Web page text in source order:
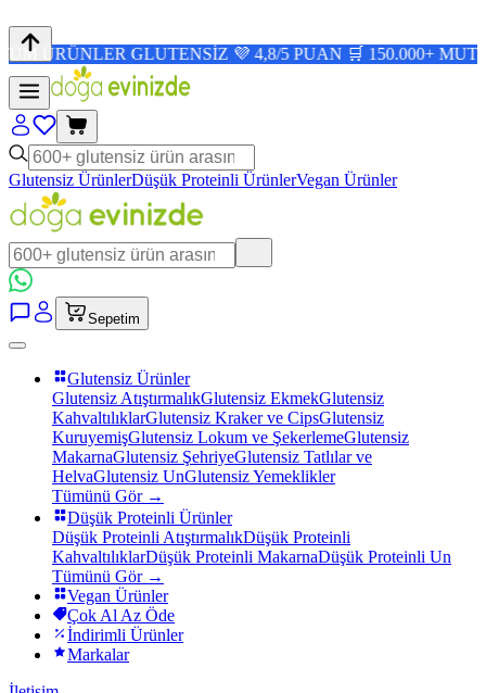
GLUTENSİZ 💜 4,8/5 PUAN 🛒 150.000+ MUTLU
Glutensiz ÜrünlerDüşük Proteinli ÜrünlerVegan Ürünler
Sepetim
Glutensiz Ürünler
Glutensiz AtıştırmalıkGlutensiz EkmekGlutensiz
KahvaltılıklarGlutensiz Kraker ve CipsGlutensiz
KuruyemişGlutensiz Lokum ve ŞekerlemeGlutensiz
MakarnaGlutensiz ŞehriyeGlutensiz Tatlılar ve
HelvaGlutensiz UnGlutensiz Yemeklikler
Tümünü Gör →
Düşük Proteinli Ürünler
Düşük Proteinli AtıştırmalıkDüşük Proteinli
KahvaltılıklarDüşük Proteinli MakarnaDüşük Proteinli Un
Tümünü Gör →
Vegan Ürünler
Çok Al Az Öde
İndirimli Ürünler
Markalar